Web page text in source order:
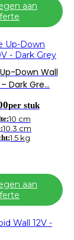
aan
Down Wall
Dark Gre…
per stuk
10 cm
10.3 cm
1.5 kg
aan